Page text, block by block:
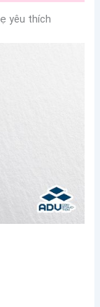
yêu thích